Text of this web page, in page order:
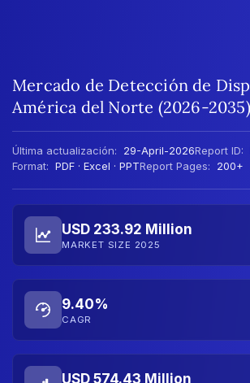
Mercado de Detección de
América del Norte (2026-2035)
Última actualización: 29-April-2026Report ID:
Format: PDF · Excel · PPTReport Pages: 200+
USD 233.92 Million
MARKET SIZE 2025
9.40%
CAGR
USD 574.43 Million